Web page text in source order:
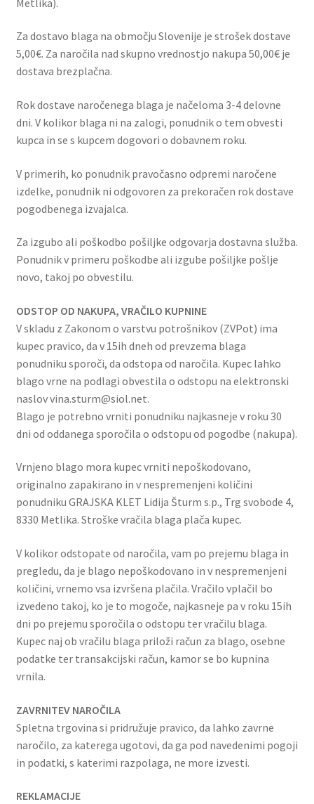
Za dostavo blaga na območju Slovenije je strošek dostave
5,00€. Za naročila nad skupno vrednostjo nakupa 50,00€ je
dostava brezplačna.
Rok dostave naročenega blaga je načeloma 3-4 delovne
dni. V kolikor blaga ni na zalogi, ponudnik o tem obvesti
kupca in se s kupcem dogovori o dobavnem roku.
V primerih, ko ponudnik pravočasno odpremi naročene
izdelke, ponudnik ni odgovoren za prekoračen rok dostave
pogodbenega izvajalca.
Za izgubo ali poškodbo pošiljke odgovarja dostavna služba.
Ponudnik v primeru poškodbe ali izgube pošiljke pošlje
novo, takoj po obvestilu.
ODSTOP OD NAKUPA, VRAČILO KUPNINE
V skladu z Zakonom o varstvu potrošnikov (ZVPot) ima
kupec pravico, da v 15ih dneh od prevzema blaga
ponudniku sporoči, da odstopa od naročila. Kupec lahko
blago vrne na podlagi obvestila o odstopu na elektronski
naslov vina.sturm@siol.net.
Blago je potrebno vrniti ponudniku najkasneje v roku 30
dni od oddanega sporočila o odstopu od pogodbe (nakupa).
Vrnjeno blago mora kupec vrniti nepoškodovano,
originalno zapakirano in v nespremenjeni količini
ponudniku GRAJSKA KLET Lidija Šturm s.p., Trg svobode 4,
8330 Metlika. Stroške vračila blaga plača kupec.
V kolikor odstopate od naročila, vam po prejemu blaga in
pregledu, da je blago nepoškodovano in v nespremenjeni
količini, vrnemo vsa izvršena plačila. Vračilo vplačil bo
izvedeno takoj, ko je to mogoče, najkasneje pa v roku 15ih
dni po prejemu sporočila o odstopu ter vračilu blaga.
Kupec naj ob vračilu blaga priloži račun za blago, osebne
podatke ter transakcijski račun, kamor se bo kupnina
vrnila.
ZAVRNITEV NAROČILA
Spletna trgovina si pridružuje pravico, da lahko zavrne
naročilo, za katerega ugotovi, da ga pod navedenimi pogoji
in podatki, s katerimi razpolaga, ne more izvesti.
REKLAMACIJE